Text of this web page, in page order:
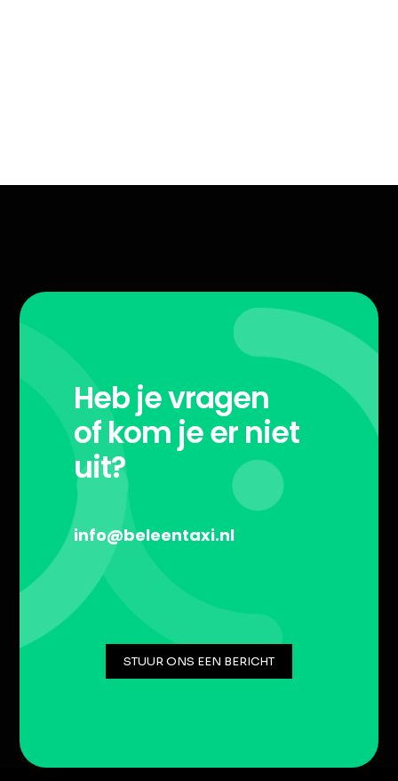
Heb je vragen
of kom je er niet
uit?
info@beleentaxi.nl
STUUR ONS EEN BERICHT